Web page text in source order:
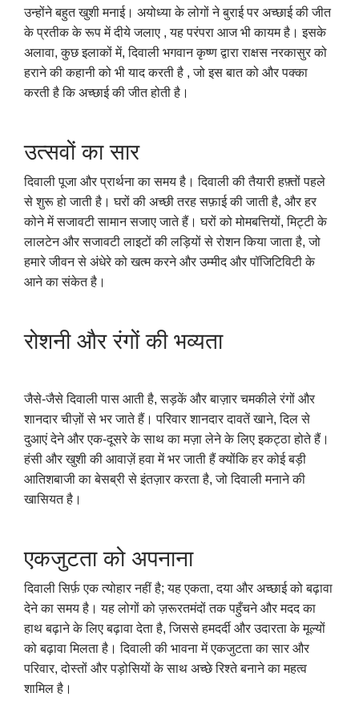
उन्होंने बहुत खुशी मनाई। अयोध्या के लोगों ने बुराई पर अच्छाई की जीत
के प्रतीक के रूप में दीये जलाए , यह परंपरा आज भी कायम है। इसके
अलावा, कुछ इलाकों में, दिवाली भगवान कृष्ण द्वारा राक्षस नरकासुर को
हराने की कहानी को भी याद करती है , जो इस बात को और पक्का
करती है कि अच्छाई की जीत होती है।
उत्सवों का सार
दिवाली पूजा और प्रार्थना का समय है। दिवाली की तैयारी हफ़्तों पहले
से शुरू हो जाती है। घरों की अच्छी तरह सफ़ाई की जाती है, और हर
कोने में सजावटी सामान सजाए जाते हैं। घरों को मोमबत्तियों, मिट्टी के
लालटेन और सजावटी लाइटों की लड़ियों से रोशन किया जाता है, जो
हमारे जीवन से अंधेरे को खत्म करने और उम्मीद और पॉजिटिविटी के
आने का संकेत है।
रोशनी और रंगों की भव्यता
जैसे-जैसे दिवाली पास आती है, सड़कें और बाज़ार चमकीले रंगों और
शानदार चीज़ों से भर जाते हैं। परिवार शानदार दावतें खाने, दिल से
दुआएं देने और एक-दूसरे के साथ का मज़ा लेने के लिए इकट्ठा होते हैं।
हंसी और खुशी की आवाज़ें हवा में भर जाती हैं क्योंकि हर कोई बड़ी
आतिशबाजी का बेसब्री से इंतज़ार करता है, जो दिवाली मनाने की
खासियत है।
एकजुटता को अपनाना
दिवाली सिर्फ़ एक त्योहार नहीं है; यह एकता, दया और अच्छाई को बढ़ावा
देने का समय है। यह लोगों को ज़रूरतमंदों तक पहुँचने और मदद का
हाथ बढ़ाने के लिए बढ़ावा देता है, जिससे हमदर्दी और उदारता के मूल्यों
को बढ़ावा मिलता है। दिवाली की भावना में एकजुटता का सार और
परिवार, दोस्तों और पड़ोसियों के साथ अच्छे रिश्ते बनाने का महत्व
शामिल है।